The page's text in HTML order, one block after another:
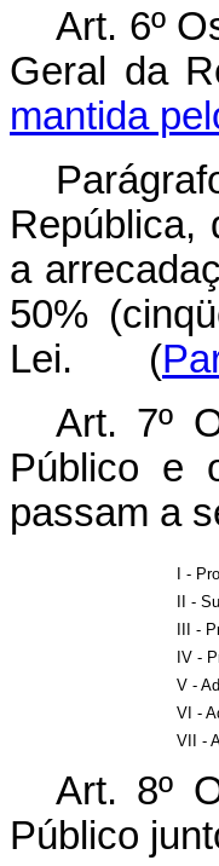
Art. 6º
Geral da
mantida
República,
a
50%
Lei. (
Art. 7º
Público e
passam a
I -
II -
III -
IV -
V -
VI -
VII -
Art. 8º
Público